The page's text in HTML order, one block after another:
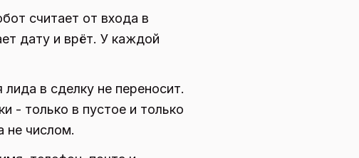
считает от входа в
дату и врёт. У каждой
в сделку не переносит.
- только в пустое и только
не числом.